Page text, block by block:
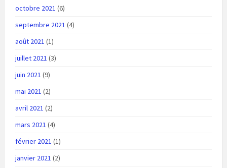
octobre 2021 (6)
septembre 2021 (4)
août 2021 (1)
juillet 2021 (3)
juin 2021 (9)
mai 2021 (2)
avril 2021 (2)
mars 2021 (4)
février 2021 (1)
janvier 2021 (2)